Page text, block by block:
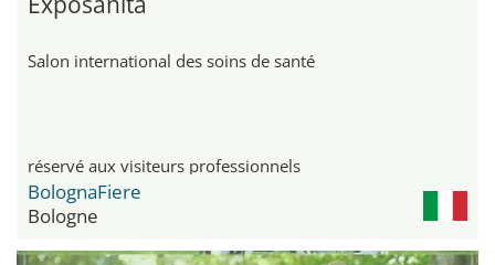
Salon international des soins de santé
réservé aux visiteurs professionnels
BolognaFiere
Bologne